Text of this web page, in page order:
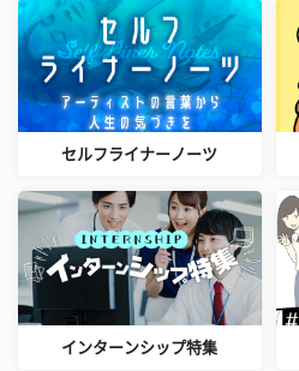
セルフライナーノーツ
インターンシップ特集